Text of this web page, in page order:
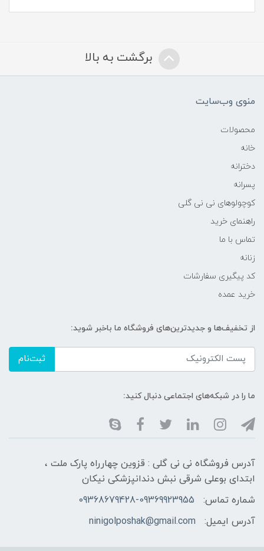
برگشت به بالا
منوی وب‌سایت
محصولات
خانه
دخترانه
پسرانه
کوچولوهای نی نی گلی
راهنمای خرید
تماس با ما
زنانه
کد پیگیری سفارشات
خرید عمده
از تخفیف‌ها و جدیدترین‌های فروشگاه ما باخبر شوید:
ثبت‌نام
ما را در شبکه‌های اجتماعی دنبال کنید:
آدرس فروشگاه نی نی گلی : قزوین چهارراه پارک ملت ،
ابتدای بوعلی شرقی نبش دندانپزشکی نیکان
شماره تماس:
09368679428-09369923955
آدرس ایمیل:
ninigolposhak@gmail.com